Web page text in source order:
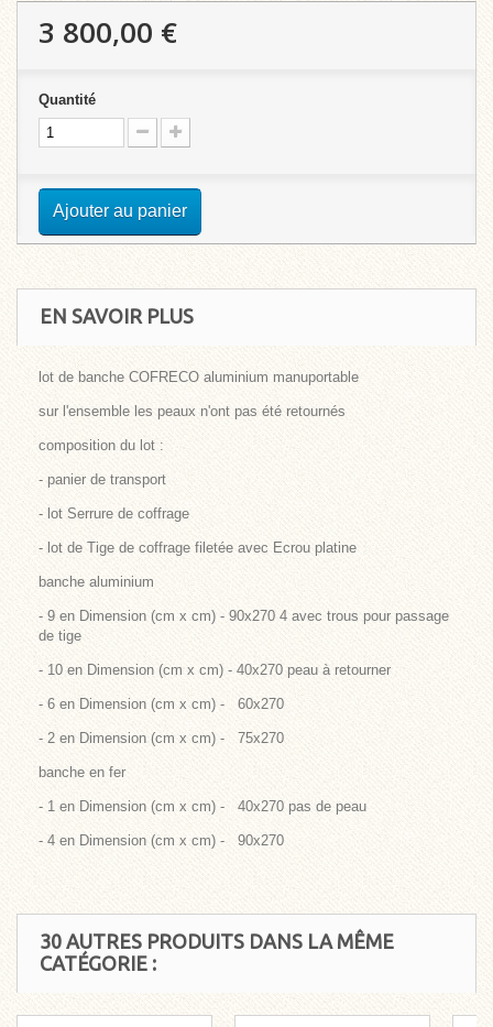
3 800,00 €
Quantité
Ajouter au panier
EN SAVOIR PLUS
lot de banche COFRECO aluminium manuportable
sur l'ensemble les peaux n'ont pas été retournés
composition du lot :
- panier de transport
- lot Serrure de coffrage
- lot de Tige de coffrage filetée avec Ecrou platine
banche aluminium
- 9 en Dimension (cm x cm) - 90x270 4 avec trous pour passage
de tige
- 10 en Dimension (cm x cm) - 40x270 peau à retourner
- 6 en Dimension (cm x cm) - 60x270
- 2 en Dimension (cm x cm) - 75x270
banche en fer
- 1 en Dimension (cm x cm) - 40x270 pas de peau
- 4 en Dimension (cm x cm) - 90x270
30 AUTRES PRODUITS DANS LA MÊME
CATÉGORIE :